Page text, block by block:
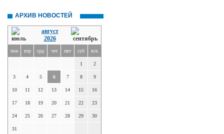
АРХИВ НОВОСТЕЙ
август
2026
пон втр срд чет пят суб вск
1 2
3 4 5 6 7 8 9
10 11 12 13 14 15 16
17 18 19 20 21 22 23
24 25 26 27 28 29 30
31